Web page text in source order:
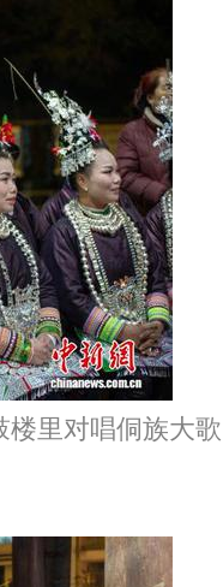
里对唱侗族大